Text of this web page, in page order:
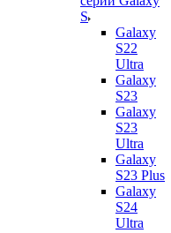
S
Galaxy
S22
Ultra
Galaxy
S23
Galaxy
S23
Ultra
Galaxy
S23 Plus
Galaxy
S24
Ultra